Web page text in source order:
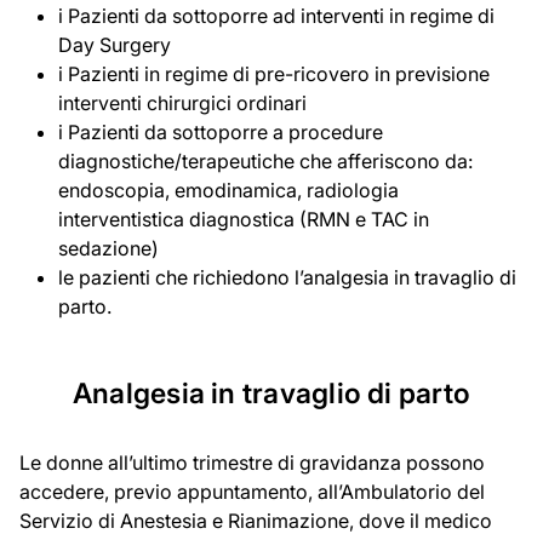
i Pazienti da sottoporre ad interventi in regime di
Day Surgery
i Pazienti in regime di pre-ricovero in previsione
interventi chirurgici ordinari
i Pazienti da sottoporre a procedure
diagnostiche/terapeutiche che afferiscono da:
endoscopia, emodinamica, radiologia
interventistica diagnostica (RMN e TAC in
sedazione)
le pazienti che richiedono l’analgesia in travaglio di
parto.
Analgesia in travaglio di parto
Le donne all’ultimo trimestre di gravidanza possono
accedere, previo appuntamento, all’Ambulatorio del
Servizio di Anestesia e Rianimazione, dove il medico